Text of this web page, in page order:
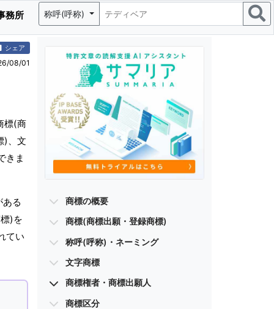
務所 称呼(呼称)
シェア
08/01
標(商
)、文
きま
る
)を
てい
商標の概要
商標(商標出願・登録商標)
称呼(呼称)・ネーミング
文字商標
商標権者・商標出願人
商標区分